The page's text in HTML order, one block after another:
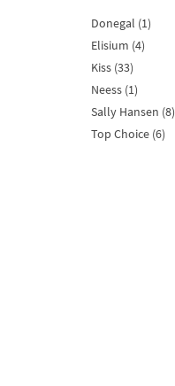
Donegal (1)
Elisium (4)
Kiss (33)
Neess (1)
Sally Hansen (8)
Top Choice (6)